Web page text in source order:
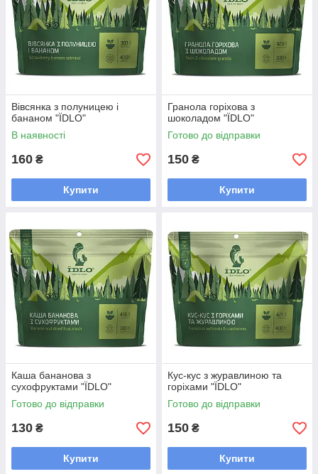
Вівсянка з полуницею і
бананом "ЇDLO"
В наявності
160 ₴
Купити
Гранола горіхова з
шоколадом "ЇDLO"
Готово до відправки
150 ₴
Купити
Каша бананова з
сухофруктами "ЇDLO"
Готово до відправки
130 ₴
Купити
Кус-кус з журавлиною та
горіхами "ЇDLO"
Готово до відправки
150 ₴
Купити